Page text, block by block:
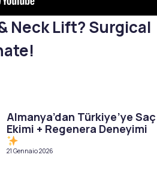
Neck Lift? Surgical
Almanya’dan Türkiye’ye Saç
Ekimi + Regenera Deneyimi
21 Gennaio 2026